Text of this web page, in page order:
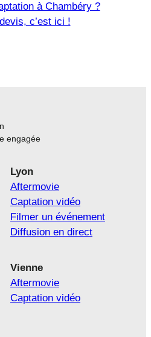
à Chambéry ?
c’est ici !
engagée
Lyon
Aftermovie
Captation vidéo
Filmer un événement
Diffusion en direct
Vienne
Aftermovie
Captation vidéo